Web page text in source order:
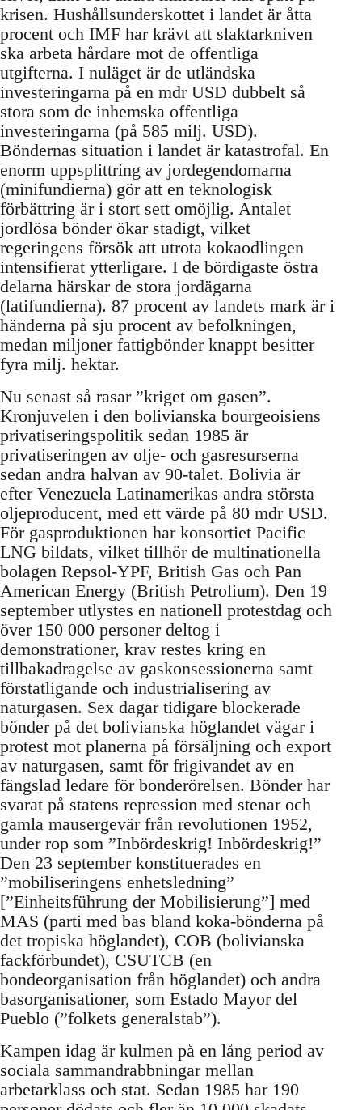
krisen. Hushållsunderskottet i landet är åtta
procent och IMF har krävt att slaktarkniven
ska arbeta hårdare mot de offentliga
utgifterna. I nuläget är de utländska
investeringarna på en mdr USD dubbelt så
stora som de inhemska offentliga
investeringarna (på 585 milj. USD).
Böndernas situation i landet är katastrofal. En
enorm uppsplittring av jordegendomarna
(minifundierna) gör att en teknologisk
förbättring är i stort sett omöjlig. Antalet
jordlösa bönder ökar stadigt, vilket
regeringens försök att utrota kokaodlingen
intensifierat ytterligare. I de bördigaste östra
delarna härskar de stora jordägarna
(latifundierna). 87 procent av landets mark är i
händerna på sju procent av befolkningen,
medan miljoner fattigbönder knappt besitter
fyra milj. hektar.
Nu senast så rasar ”kriget om gasen”.
Kronjuvelen i den bolivianska bourgeoisiens
privatiseringspolitik sedan 1985 är
privatiseringen av olje- och gasresurserna
sedan andra halvan av 90-talet. Bolivia är
efter Venezuela Latinamerikas andra största
oljeproducent, med ett värde på 80 mdr USD.
För gasproduktionen har konsortiet Pacific
LNG bildats, vilket tillhör de multinationella
bolagen Repsol-YPF, British Gas och Pan
American Energy (British Petrolium). Den 19
september utlystes en nationell protestdag och
över 150 000 personer deltog i
demonstrationer, krav restes kring en
tillbakadragelse av gaskonsessionerna samt
förstatligande och industrialisering av
naturgasen. Sex dagar tidigare blockerade
bönder på det bolivianska höglandet vägar i
protest mot planerna på försäljning och export
av naturgasen, samt för frigivandet av en
fängslad ledare för bonderörelsen. Bönder har
svarat på statens repression med stenar och
gamla mausergevär från revolutionen 1952,
under rop som ”Inbördeskrig! Inbördeskrig!”
Den 23 september konstituerades en
”mobiliseringens enhetsledning”
[”Einheitsführung der Mobilisierung”] med
MAS (parti med bas bland koka-bönderna på
det tropiska höglandet), COB (bolivianska
fackförbundet), CSUTCB (en
bondeorganisation från höglandet) och andra
basorganisationer, som Estado Mayor del
Pueblo (”folkets generalstab”).
Kampen idag är kulmen på en lång period av
sociala sammandrabbningar mellan
arbetarklass och stat. Sedan 1985 har 190